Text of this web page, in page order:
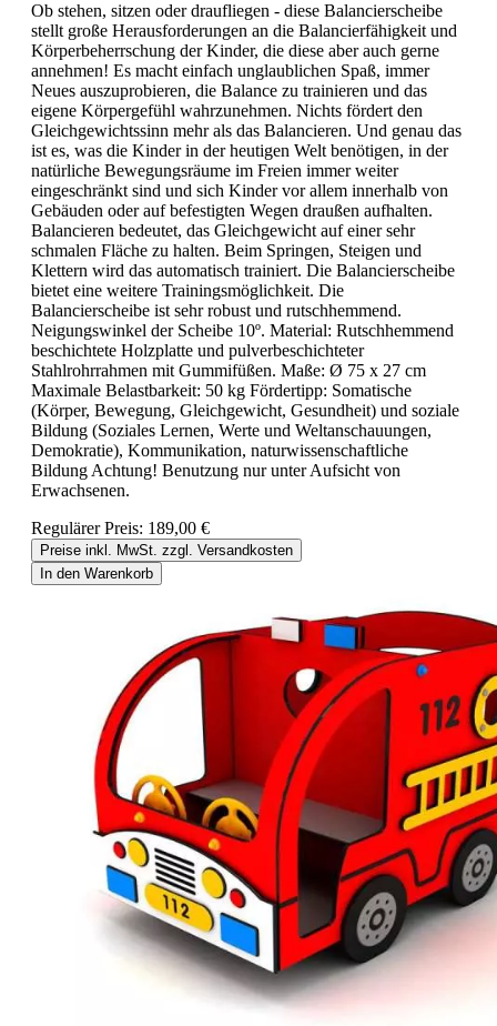
Ob stehen, sitzen oder draufliegen - diese Balancierscheibe
stellt große Herausforderungen an die Balancierfähigkeit und
Körperbeherrschung der Kinder, die diese aber auch gerne
annehmen! Es macht einfach unglaublichen Spaß, immer
Neues auszuprobieren, die Balance zu trainieren und das
eigene Körpergefühl wahrzunehmen. Nichts fördert den
Gleichgewichtssinn mehr als das Balancieren. Und genau das
ist es, was die Kinder in der heutigen Welt benötigen, in der
natürliche Bewegungsräume im Freien immer weiter
eingeschränkt sind und sich Kinder vor allem innerhalb von
Gebäuden oder auf befestigten Wegen draußen aufhalten.
Balancieren bedeutet, das Gleichgewicht auf einer sehr
schmalen Fläche zu halten. Beim Springen, Steigen und
Klettern wird das automatisch trainiert. Die Balancierscheibe
bietet eine weitere Trainingsmöglichkeit. Die
Balancierscheibe ist sehr robust und rutschhemmend.
Neigungswinkel der Scheibe 10º. Material: Rutschhemmend
beschichtete Holzplatte und pulverbeschichteter
Stahlrohrrahmen mit Gummifüßen. Maße: Ø 75 x 27 cm
Maximale Belastbarkeit: 50 kg Fördertipp: Somatische
(Körper, Bewegung, Gleichgewicht, Gesundheit) und soziale
Bildung (Soziales Lernen, Werte und Weltanschauungen,
Demokratie), Kommunikation, naturwissenschaftliche
Bildung Achtung! Benutzung nur unter Aufsicht von
Erwachsenen.
Regulärer Preis: 189,00 €
Preise inkl. MwSt. zzgl. Versandkosten
In den Warenkorb